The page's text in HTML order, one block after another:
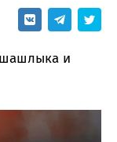
шашлыка и